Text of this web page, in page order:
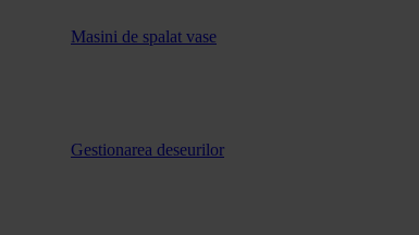
Masini de spalat vase
Gestionarea deseurilor